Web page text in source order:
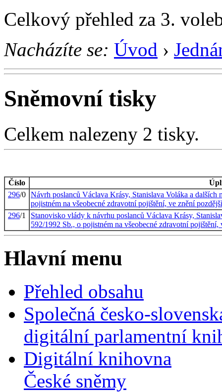
Celkový přehled za 3.
Nacházíte se: Úvod ›
Sněmovní tisky
Celkem nalezeny 2 tisky.
Číslo
296/0 Návrh poslanců Václava Krásy, Stanislava Voláka a
pojistném na všeobecné zdravotní pojištění, ve znění
296/1
Stanovisko vlády k návrhu poslanců Václava Krásy,
592/1992 Sb., o pojistném na všeobecné zdravotní
Hlavní menu
Přehled obsahu
Společná česko-
digitální parlamentní
Digitální knihovna
České sněmy